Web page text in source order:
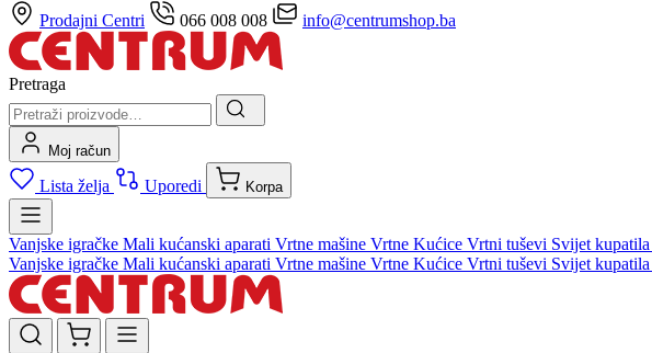
Prodajni Centri
066 008 008 info@centrumshop.ba
Pretraga
Moj račun
Lista želja Uporedi Korpa
Vanjske igračke Mali kućanski aparati Vrtne mašine Vrtne Kućice Vrtni tuševi Svijet kupatila
Vanjske igračke Mali kućanski aparati Vrtne mašine Vrtne Kućice Vrtni tuševi Svijet kupatila